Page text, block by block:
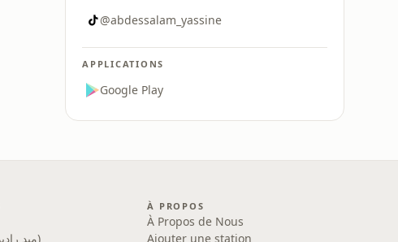
@abdessalam_yassine
APPLICATIONS
Google Play
Med Radio (ميد راديو)
À PROPOS
À Propos de Nous
Ajouter une station